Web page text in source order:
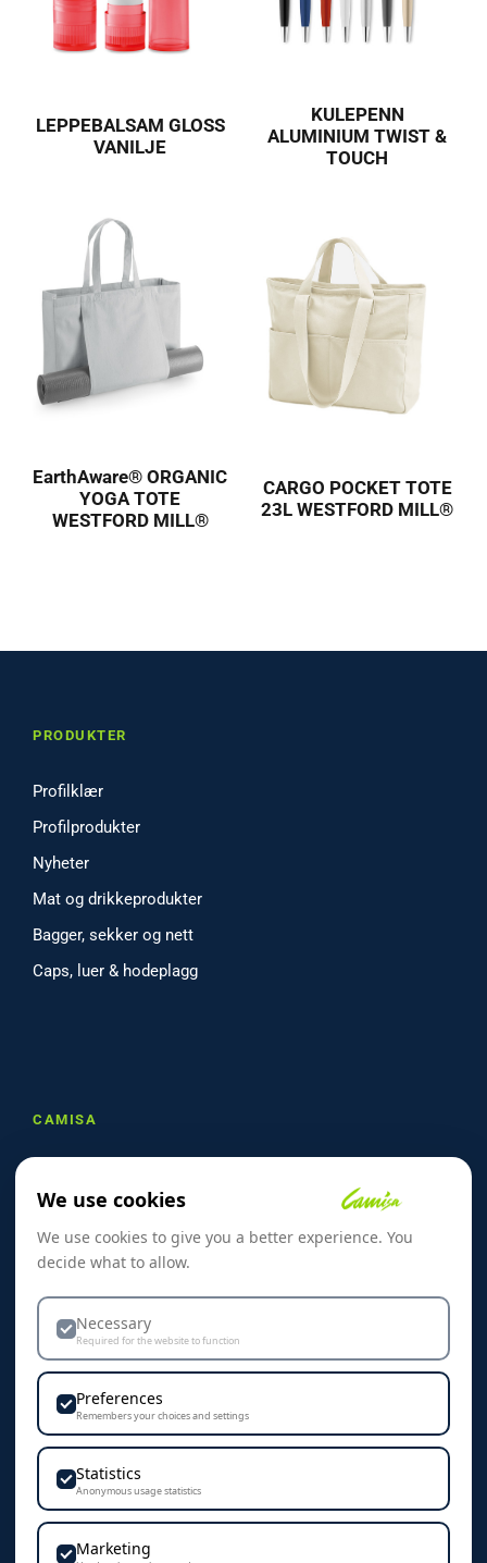
LEPPEBALSAM GLOSS
VANILJE
KULEPENN
ALUMINIUM TWIST &
TOUCH
EarthAware® ORGANIC
YOGA TOTE
WESTFORD MILL®
CARGO POCKET TOTE
23L WESTFORD MILL®
PRODUKTER
Profilklær
Profilprodukter
Nyheter
Mat og drikkeprodukter
Bagger, sekker og nett
Caps, luer & hodeplagg
CAMISA
Referanser
Skreddersøm
Dekorasjon & Teknikker
Personvern & Cookies
KONTAKT
Camisa AS
Vestre Rosten 102
We use cookies
We use cookies to give you a better experience. You
decide what to allow.
Necessary
Required for the website to function
Preferences
Remembers your choices and settings
Statistics
Anonymous usage statistics
Marketing